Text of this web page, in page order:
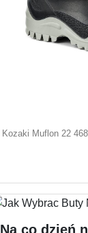
Kozaki Muflon 22
Na co dzień